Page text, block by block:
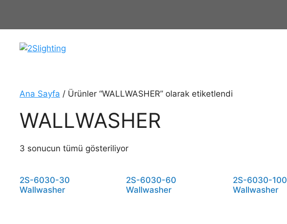
Ana Sayfa / Ürünler “WALLWASHER” olarak etiketlendi
WALLWASHER
3 sonucun tümü gösteriliyor
2S-6030-30
Wallwasher
2S-6030-60
Wallwasher
2S-6030-100
Wallwasher